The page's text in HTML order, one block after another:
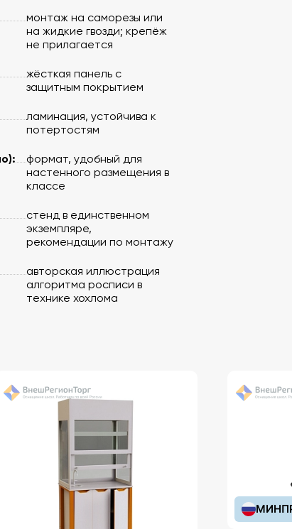
монтаж на саморезы или
на жидкие гвозди; крепёж
не прилагается
жёсткая панель с
защитным покрытием
ламинация, устойчива к
потертостям
формат, удобный для
настенного размещения в
классе
стенд в единственном
экземпляре,
рекомендации по монтажу
авторская иллюстрация
алгоритма росписи в
технике хохлома